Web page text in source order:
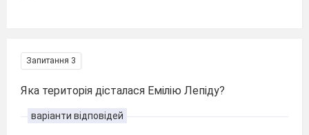
Запитання 3
Яка територія дісталася Емілію Лепіду?
варіанти відповідей